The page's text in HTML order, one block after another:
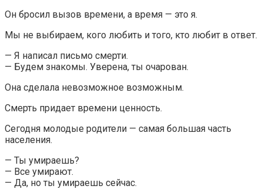
Он бросил вызов времени, а время — это я.
Мы не выбираем, кого любить и того, кто любит в ответ.
— Я написал письмо смерти.
— Будем знакомы. Уверена, ты очарован.
Она сделала невозможное возможным.
Смерть придает времени ценность.
Сегодня молодые родители — самая большая часть
населения.
— Ты умираешь?
— Все умирают.
— Да, но ты умираешь сейчас.